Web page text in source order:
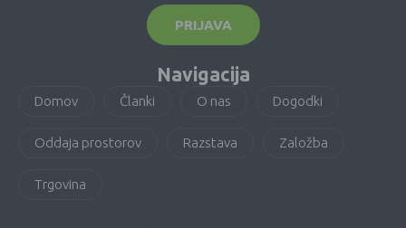
PRIJAVA
Navigacija
Domov Članki O nas Dogodki
Oddaja prostorov Razstava Založba
Trgovina